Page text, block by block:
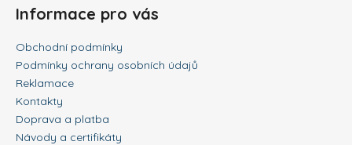
Informace pro vás
Obchodní podmínky
Podmínky ochrany osobních údajů
Reklamace
Kontakty
Doprava a platba
Návody a certifikáty